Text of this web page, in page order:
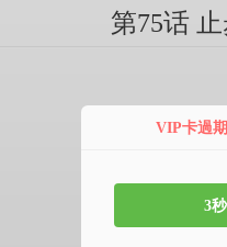
第75话
VIP卡過
3